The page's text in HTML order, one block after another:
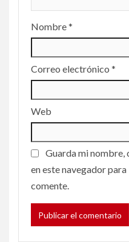
Nombre*
Correo electrónico *
Web
Guarda mi
en este navegador
comente.